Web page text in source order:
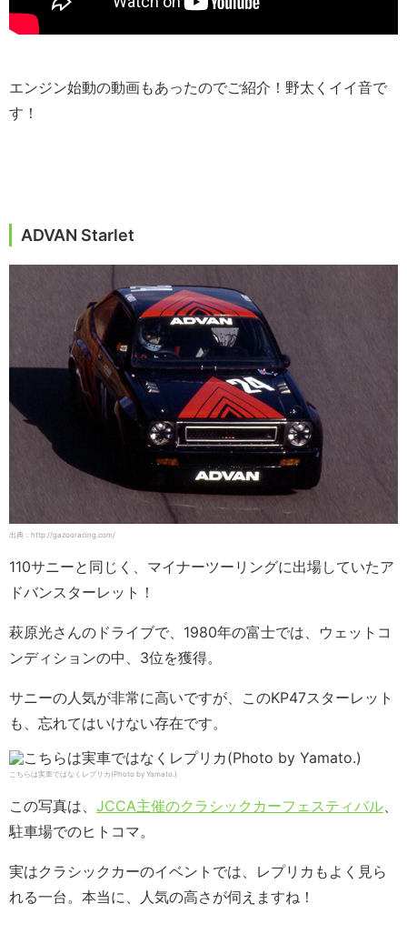
エンジン始動の動画もあったのでご紹介！野太くイイ音で
す！
ADVAN Starlet
出典：http://gazooracing.com/
110サニーと同じく、マイナーツーリングに出場していたア
ドバンスターレット！
萩原光さんのドライブで、1980年の富士では、ウェットコ
ンディションの中、3位を獲得。
サニーの人気が非常に高いですが、このKP47スターレット
も、忘れてはいけない存在です。
こちらは実車ではなくレプリカ(Photo by Yamato.)
この写真は、 JCCA主催のクラシックカーフェスティバル、
駐車場でのヒトコマ。
実はクラシックカーのイベントでは、レプリカもよく見ら
れる一台。本当に、人気の高さが伺えますね！